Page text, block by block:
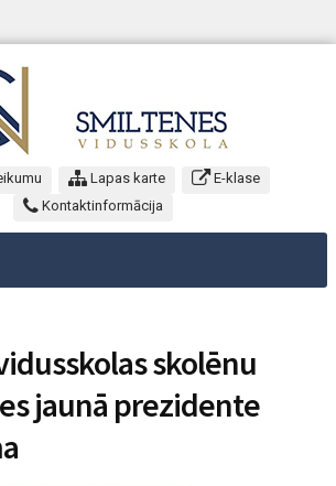
Lapas karte
E-klase
Kontaktinformācija
skolēnu
jaunā prezidente